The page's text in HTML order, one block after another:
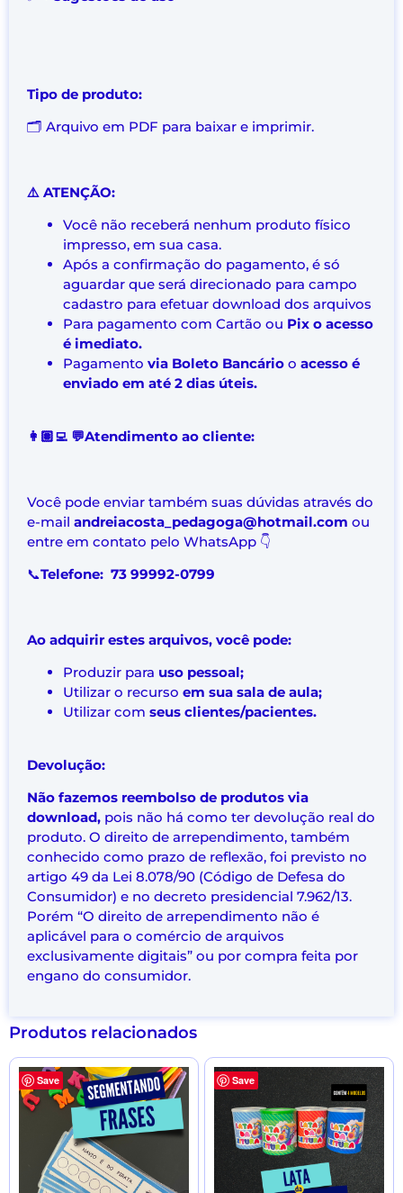
Tipo de produto:
🗂️ Arquivo em PDF para baixar e imprimir.
⚠️ ATENÇÃO:
Você não receberá nenhum produto físico
impresso, em sua casa.
Após a confirmação do pagamento, é só
aguardar que será direcionado para campo
cadastro para efetuar download dos arquivos
Para pagamento com Cartão ou Pix o acesso
é imediato.
Pagamento via Boleto Bancário o acesso é
enviado em até 2 dias úteis.
👩🏽‍💻 💬Atendimento ao cliente:
Você pode enviar também suas dúvidas através do
e-mail andreiacosta_pedagoga@hotmail.com ou
entre em contato pelo WhatsApp 👇
📞Telefone: 73 99992-0799
Ao adquirir estes arquivos, você pode:
Produzir para uso pessoal;
Utilizar o recurso em sua sala de aula;
Utilizar com seus clientes/pacientes.
Devolução:
Não fazemos reembolso de produtos via
download, pois não há como ter devolução real do
produto. O direito de arrependimento, também
conhecido como prazo de reflexão, foi previsto no
artigo 49 da Lei 8.078/90 (Código de Defesa do
Consumidor) e no decreto presidencial 7.962/13.
Porém “O direito de arrependimento não é
aplicável para o comércio de arquivos
exclusivamente digitais” ou por compra feita por
engano do consumidor.
Produtos relacionados
Save Save